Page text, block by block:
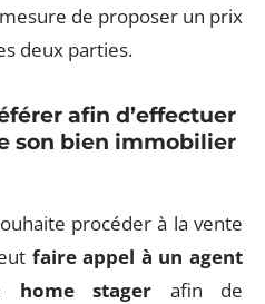
de proposer un prix
deux parties.
afin d’effectuer
son bien immobilier
procéder à la vente
faire appel à un agent
home stager afin de